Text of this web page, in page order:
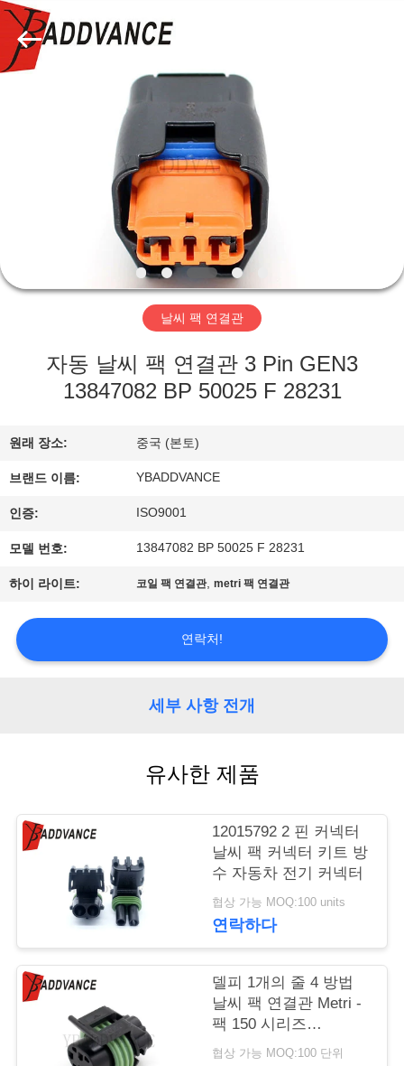
우
리
여
공
장
여
연
세
요
자.
Copyright
2019
2026
Xi'An
날씨 팩 연결관
자동 날씨 팩 연결관 3 Pin GEN3
13847082 BP 50025 F 28231
원래 장소: 중국 (본토)
브랜드 이름: YBADDVANCE
인증: ISO9001
모델 번호: 13847082 BP 50025 F 28231
하이 라이트: 코일 팩 연결관,metri 팩 연결관
연락처!
세부 사항 전개
유사한 제품
12015792 2 핀 커넥터
날씨 팩 커넥터 키트 방
수 자동차 전기 커넥터
협상 가능 MOQ:100 units
연락하다
델피 1개의 줄 4 방법
날씨 팩 연결관 Metri -
팩 150 시리즈
12065298
협상 가능 MOQ:100 단위